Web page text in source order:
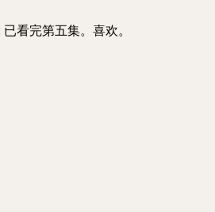
看完第五集。喜欢。